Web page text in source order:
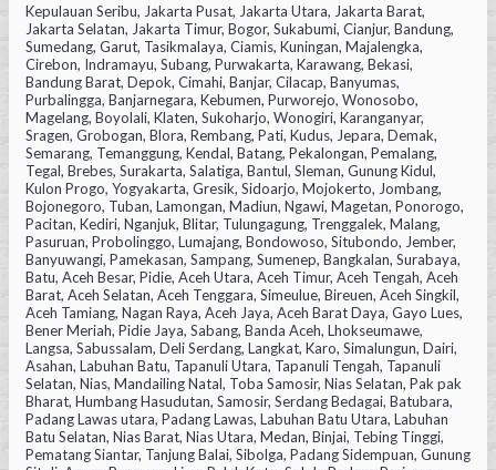
Kepulauan Seribu, Jakarta Pusat, Jakarta Utara, Jakarta Barat,
Jakarta Selatan, Jakarta Timur, Bogor, Sukabumi, Cianjur, Bandung,
Sumedang, Garut, Tasikmalaya, Ciamis, Kuningan, Majalengka,
Cirebon, Indramayu, Subang, Purwakarta, Karawang, Bekasi,
Bandung Barat, Depok, Cimahi, Banjar, Cilacap, Banyumas,
Purbalingga, Banjarnegara, Kebumen, Purworejo, Wonosobo,
Magelang, Boyolali, Klaten, Sukoharjo, Wonogiri, Karanganyar,
Sragen, Grobogan, Blora, Rembang, Pati, Kudus, Jepara, Demak,
Semarang, Temanggung, Kendal, Batang, Pekalongan, Pemalang,
Tegal, Brebes, Surakarta, Salatiga, Bantul, Sleman, Gunung Kidul,
Kulon Progo, Yogyakarta, Gresik, Sidoarjo, Mojokerto, Jombang,
Bojonegoro, Tuban, Lamongan, Madiun, Ngawi, Magetan, Ponorogo,
Pacitan, Kediri, Nganjuk, Blitar, Tulungagung, Trenggalek, Malang,
Pasuruan, Probolinggo, Lumajang, Bondowoso, Situbondo, Jember,
Banyuwangi, Pamekasan, Sampang, Sumenep, Bangkalan, Surabaya,
Batu, Aceh Besar, Pidie, Aceh Utara, Aceh Timur, Aceh Tengah, Aceh
Barat, Aceh Selatan, Aceh Tenggara, Simeulue, Bireuen, Aceh Singkil,
Aceh Tamiang, Nagan Raya, Aceh Jaya, Aceh Barat Daya, Gayo Lues,
Bener Meriah, Pidie Jaya, Sabang, Banda Aceh, Lhokseumawe,
Langsa, Sabussalam, Deli Serdang, Langkat, Karo, Simalungun, Dairi,
Asahan, Labuhan Batu, Tapanuli Utara, Tapanuli Tengah, Tapanuli
Selatan, Nias, Mandailing Natal, Toba Samosir, Nias Selatan, Pak pak
Bharat, Humbang Hasudutan, Samosir, Serdang Bedagai, Batubara,
Padang Lawas utara, Padang Lawas, Labuhan Batu Utara, Labuhan
Batu Selatan, Nias Barat, Nias Utara, Medan, Binjai, Tebing Tinggi,
Pematang Siantar, Tanjung Balai, Sibolga, Padang Sidempuan, Gunung